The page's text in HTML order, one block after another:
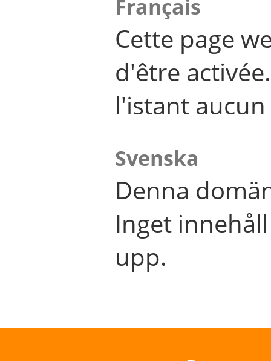
Français
Cette page
d'être
l'istant
Svenska
Denna
Inget
upp.